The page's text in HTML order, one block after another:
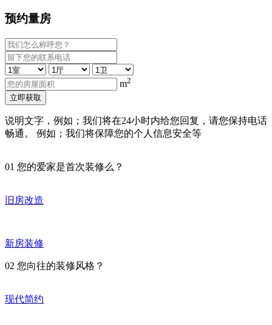
预约量房
m2
立即获取
说明文字，例如；我们将在24小时内给您回复，请您保持电话
畅通。 例如；我们将保障您的个人信息安全等
01 您的爱家是首次装修么？
旧房改造
新房装修
02 您向往的装修风格？
现代简约